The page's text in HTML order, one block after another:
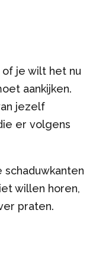
je wilt het nu
aankijken.
jezelf
er volgens
schaduwkanten
willen horen,
praten.